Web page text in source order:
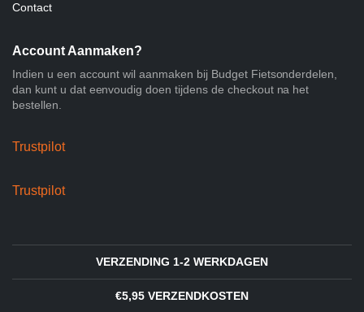
Contact
Account Aanmaken?
Indien u een account wil aanmaken bij Budget Fietsonderdelen,
dan kunt u dat eenvoudig doen tijdens de checkout na het
bestellen.
Trustpilot
Trustpilot
VERZENDING 1-2 WERKDAGEN
€5,95 VERZENDKOSTEN